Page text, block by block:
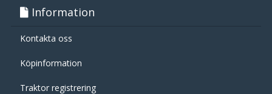
Information
Kontakta oss
Köpinformation
Traktor registrering